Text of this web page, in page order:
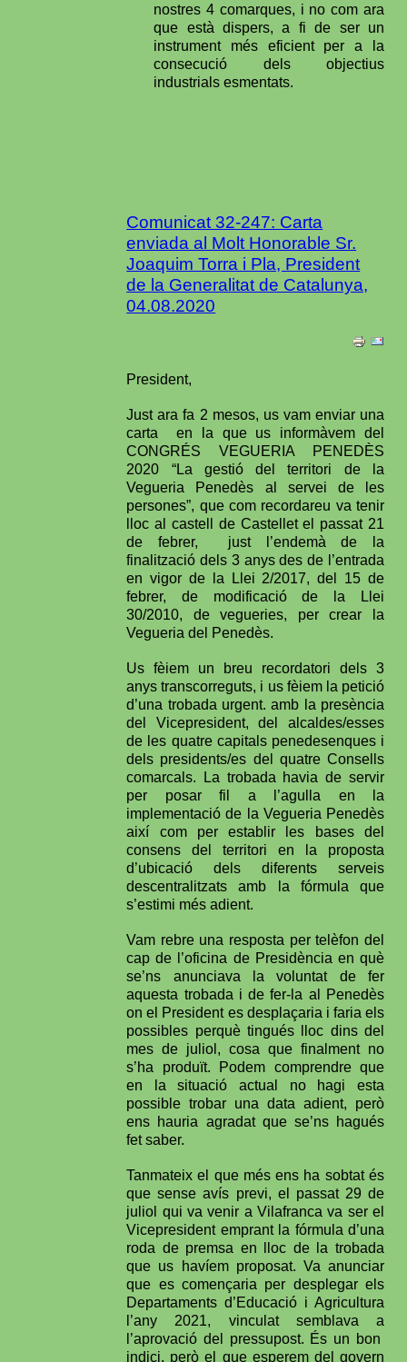
nostres 4 comarques, i no com ara
que està dispers, a fi de ser un
instrument més eficient per a la
consecució dels objectius
industrials esmentats.
Comunicat 32-247: Carta
enviada al Molt Honorable Sr.
Joaquim Torra i Pla, President
de la Generalitat de Catalunya,
04.08.2020
President,
Just ara fa 2 mesos, us vam enviar una
carta en la que us informàvem del
CONGRÉS VEGUERIA PENEDÈS
2020 “La gestió del territori de la
Vegueria Penedès al servei de les
persones”, que com recordareu va tenir
lloc al castell de Castellet el passat 21
de febrer, just l’endemà de la
finalització dels 3 anys des de l’entrada
en vigor de la Llei 2/2017, del 15 de
febrer, de modificació de la Llei
30/2010, de vegueries, per crear la
Vegueria del Penedès.
Us fèiem un breu recordatori dels 3
anys transcorreguts, i us fèiem la petició
d’una trobada urgent. amb la presència
del Vicepresident, del alcaldes/esses
de les quatre capitals penedesenques i
dels presidents/es del quatre Consells
comarcals. La trobada havia de servir
per posar fil a l’agulla en la
implementació de la Vegueria Penedès
així com per establir les bases del
consens del territori en la proposta
d’ubicació dels diferents serveis
descentralitzats amb la fórmula que
s’estimi més adient.
Vam rebre una resposta per telèfon del
cap de l’oficina de Presidència en què
se’ns anunciava la voluntat de fer
aquesta trobada i de fer-la al Penedès
on el President es desplaçaria i faria els
possibles perquè tingués lloc dins del
mes de juliol, cosa que finalment no
s’ha produït. Podem comprendre que
en la situació actual no hagi esta
possible trobar una data adient, però
ens hauria agradat que se’ns hagués
fet saber.
Tanmateix el que més ens ha sobtat és
que sense avís previ, el passat 29 de
juliol qui va venir a Vilafranca va ser el
Vicepresident emprant la fórmula d’una
roda de premsa en lloc de la trobada
que us havíem proposat. Va anunciar
que es començaria per desplegar els
Departaments d’Educació i Agricultura
l’any 2021, vinculat semblava a
l’aprovació del pressupost. És un bon
indici, però el que esperem del govern